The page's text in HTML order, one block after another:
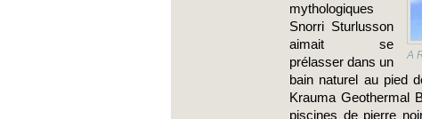
A
mythologiques
Snorri Sturlusson
aimait se
prélasser dans un
bain naturel au pied
Krauma Geothermal
piscines de pierre